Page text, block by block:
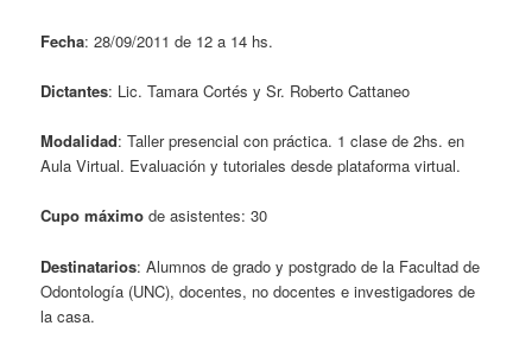
Fecha: 28/09/2011 de 12 a 14 hs.
Dictantes: Lic. Tamara Cortés y Sr. Roberto Cattaneo
Modalidad: Taller presencial con práctica. 1 clase de 2hs. en
Aula Virtual. Evaluación y tutoriales desde plataforma virtual.
Cupo máximo de asistentes: 30
Destinatarios: Alumnos de grado y postgrado de la Facultad de
Odontología (UNC), docentes, no docentes e investigadores de
la casa.